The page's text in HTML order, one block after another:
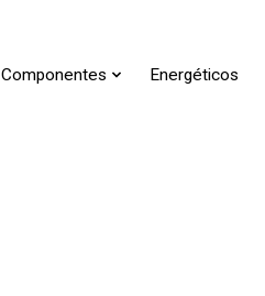
Componentes Energéticos